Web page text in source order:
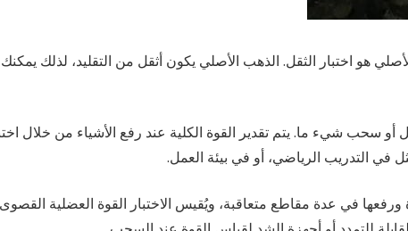
هو اختبار الثقل. الذهب الأصلي يكون أثقل من التقليد، لذلك يمكنك
سحب شيء ما. يتم تقدير القوة الكلية عند رفع الأشياء من خلال
في التدريب الرياضي، أو في بيئة العمل.
في عدة مقاطع متعاقبة، ويُقيس الاختبار القوة العضلية القصوى
المنشورات الأخيرة
Discover Hurghada: Easy Online Booking for
Exciting Excursions
9 يوليو الساعة 3:46 pm